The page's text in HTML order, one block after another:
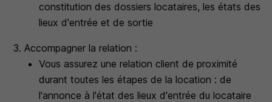
constitution des dossiers locataires, les états des
lieux d'entrée et de sortie
Accompagner la relation :
Vous assurez une relation client de proximité
durant toutes les étapes de la location : de
l'annonce à l'état des lieux d'entrée du locataire